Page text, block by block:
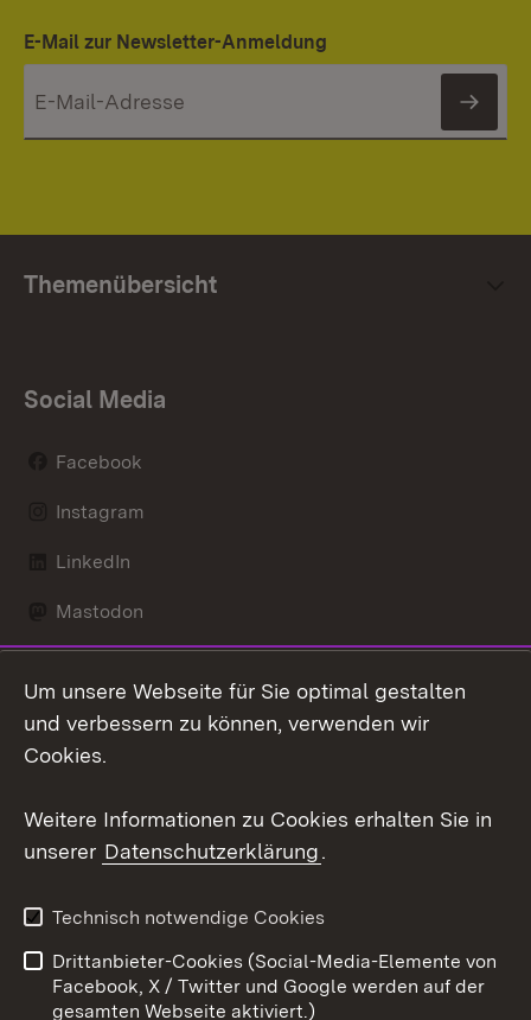
E-Mail zur Newsletter-Anmeldung
Themenübersicht
Social Media
Facebook
Instagram
LinkedIn
Mastodon
X / Twitter
Youtube
Kontakt
Datenschutz
Barrierefreiheit
Impressum Cookies
Um unsere Webseite für Sie optimal gestalten
und verbessern zu können, verwenden wir
Cookies.
Weitere Informationen zu Cookies erhalten Sie in
unserer Datenschutzerklärung.
Technisch notwendige Cookies
Drittanbieter-Cookies (Social-Media-Elemente von
Facebook, X / Twitter und Google werden auf der
gesamten Webseite aktiviert.)